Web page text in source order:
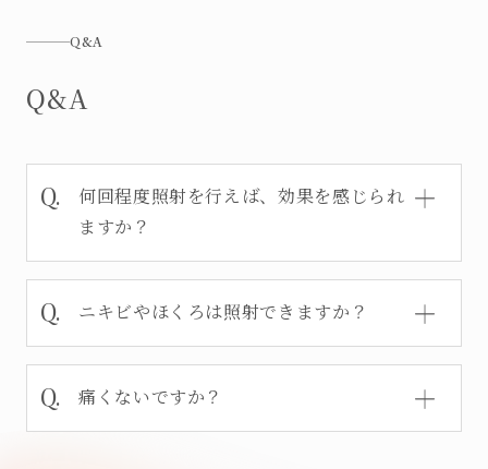
Q&A
Q&A
何回程度照射を行えば、効果を感じられ
ますか？
ニキビやほくろは照射できますか？
痛くないですか？